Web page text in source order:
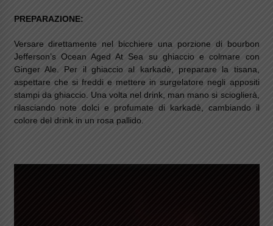
PREPARAZIONE:
Versare direttamente nel bicchiere una porzione di bourbon
Jefferson’s Ocean Aged At Sea su ghiaccio e colmare con
Ginger Ale. Per il ghiaccio al karkadè, preparare la tisana,
aspettare che si freddi e mettere in surgelatore negli appositi
stampi da ghiaccio. Una volta nel drink, man mano si scioglierà,
rilasciando note dolci e profumate di karkadè, cambiando il
colore del drink in un rosa pallido.